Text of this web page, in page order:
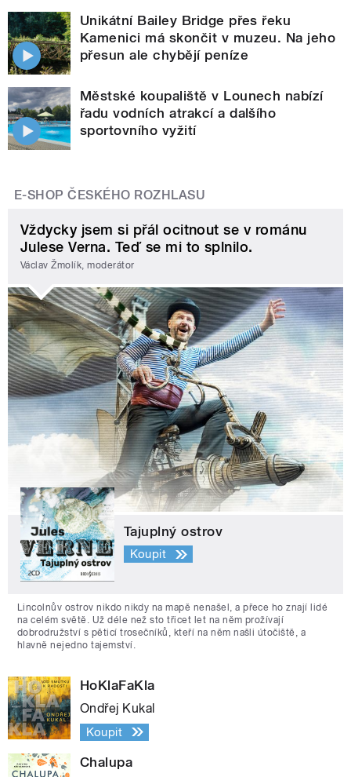
Unikátní Bailey Bridge přes řeku
Kamenici má skončit v muzeu. Na jeho
přesun ale chybějí peníze
Městské koupaliště v Lounech nabízí
řadu vodních atrakcí a dalšího
sportovního vyžití
E-SHOP ČESKÉHO ROZHLASU
Vždycky jsem si přál ocitnout se v románu
Julese Verna. Teď se mi to splnilo.
Václav Žmolík, moderátor
Tajuplný ostrov
Koupit
Lincolnův ostrov nikdo nikdy na mapě nenašel, a přece ho znají lidé
na celém světě. Už déle než sto třicet let na něm prožívají
dobrodružství s pěticí trosečníků, kteří na něm našli útočiště, a
hlavně nejedno tajemství.
HoKlaFaKla
Ondřej Kukal
Koupit
Chalupa